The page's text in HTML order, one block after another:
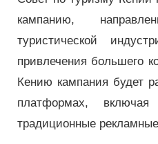
кампанию,
туристической
привлечения большего
Кению кампания будет
платформах,
традиционные